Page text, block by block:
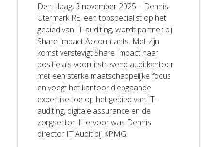
Den Haag, 3 november 2025 – Dennis
Utermark RE, een topspecialist op het
gebied van IT-auditing, wordt partner bij
Share Impact Accountants. Met zijn
komst verstevigt Share Impact haar
positie als vooruitstrevend auditkantoor
met een sterke maatschappelijke focus
en voegt het kantoor diepgaande
expertise toe op het gebied van IT-
auditing, digitale assurance en de
zorgsector. Hiervoor was Dennis
director IT Audit bij KPMG.